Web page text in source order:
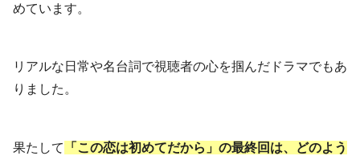
めています。
リアルな日常や名台詞で視聴者の心を掴んだドラマでもあ
りました。
果たして
「この恋は初めてだから」の最終回は、どのよう